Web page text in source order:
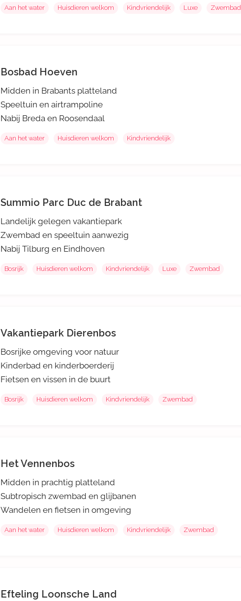
Aan het water Huisdieren welkom Kindvriendelijk Luxe Zwembad
Bosbad Hoeven
Midden in Brabants platteland
Speeltuin en airtrampoline
Nabij Breda en Roosendaal
Aan het water Huisdieren welkom Kindvriendelijk
Summio Parc Duc de Brabant
Landelijk gelegen vakantiepark
Zwembad en speeltuin aanwezig
Nabij Tilburg en Eindhoven
Bosrijk Huisdieren welkom Kindvriendelijk Luxe Zwembad
Vakantiepark Dierenbos
Bosrijke omgeving voor natuur
Kinderbad en kinderboerderij
Fietsen en vissen in de buurt
Bosrijk Huisdieren welkom Kindvriendelijk Zwembad
Het Vennenbos
Midden in prachtig platteland
Subtropisch zwembad en glijbanen
Wandelen en fietsen in omgeving
Aan het water Huisdieren welkom Kindvriendelijk Zwembad
Efteling Loonsche Land